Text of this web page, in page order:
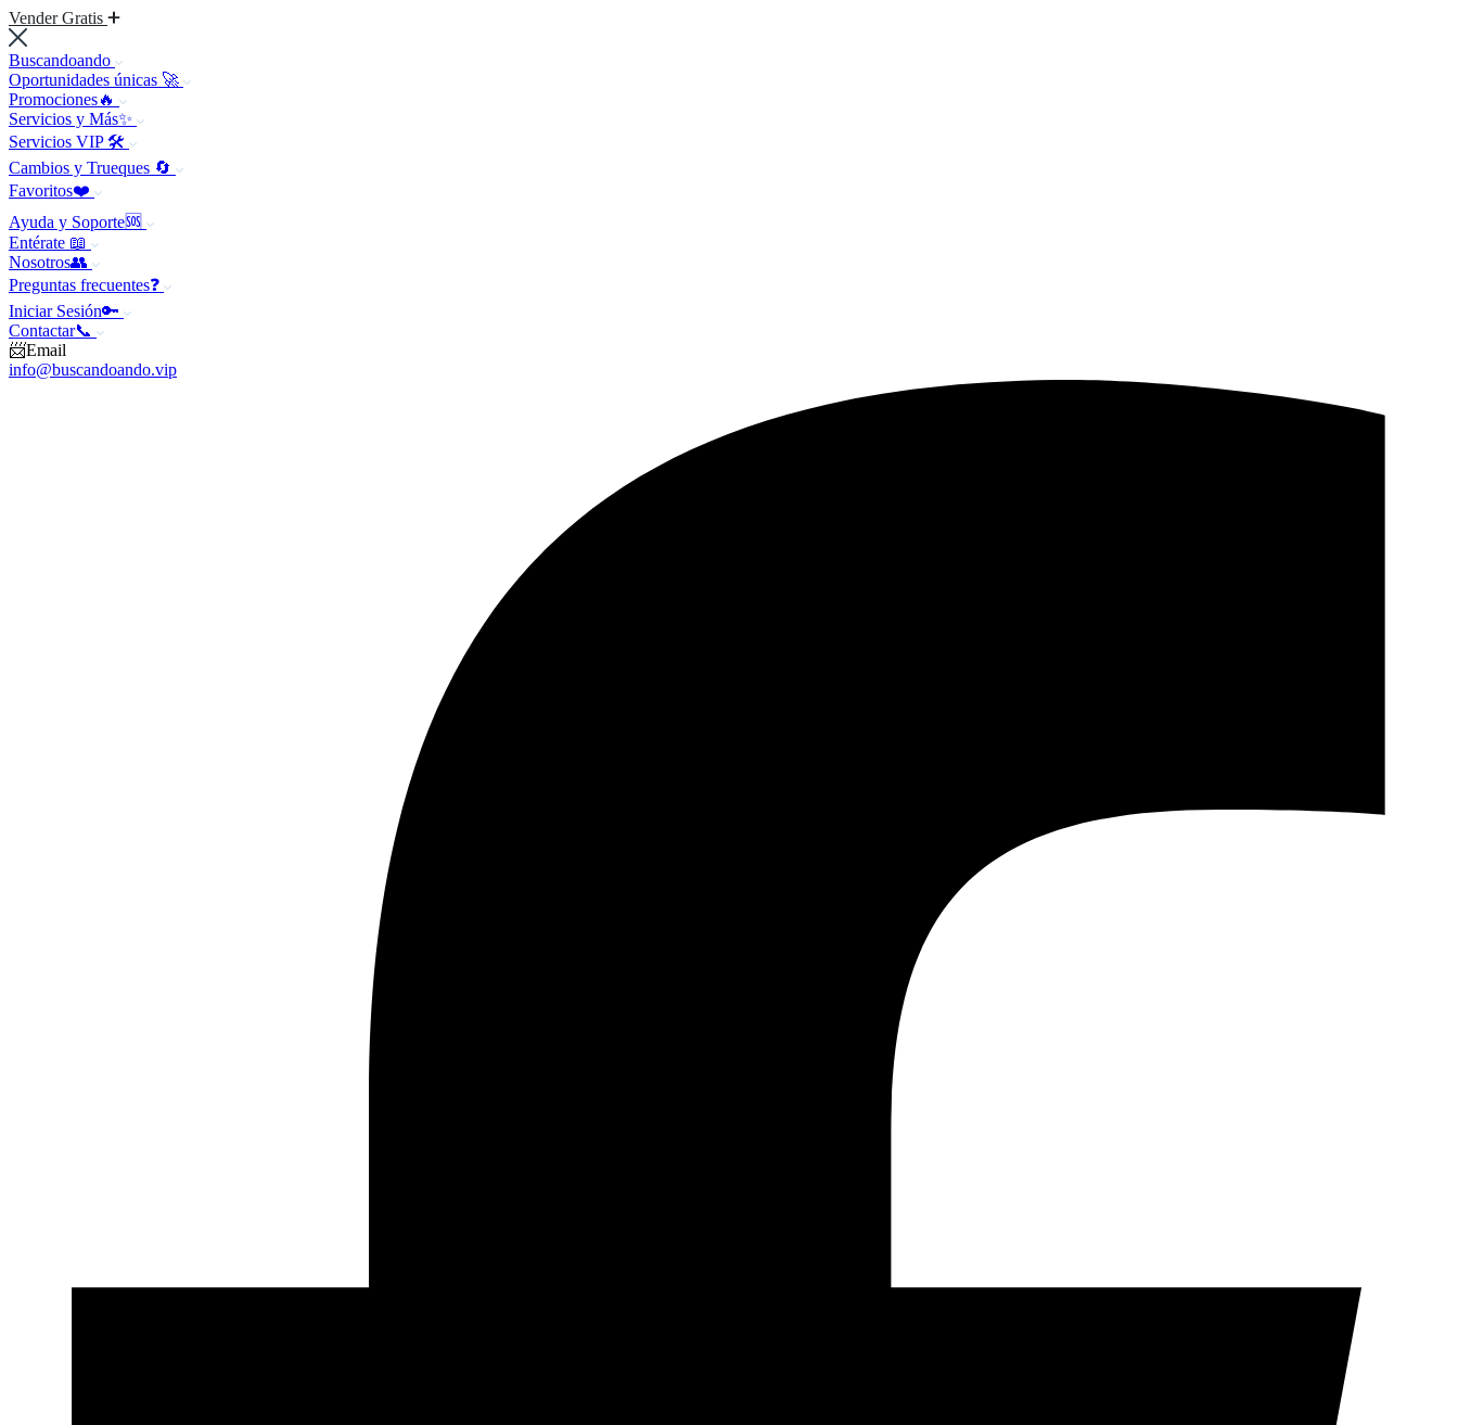
Vender Gratis
Buscandoando
Oportunidades únicas 🚀
Promociones🔥
Servicios y Más✨
Servicios VIP 🛠️
Cambios y Trueques 🔄
Favoritos❤️
Ayuda y Soporte🆘
Entérate 📖
Nosotros👥
Preguntas frecuentes❓
Iniciar Sesión🔑
Contactar📞
📨Email
info@buscandoando.vip